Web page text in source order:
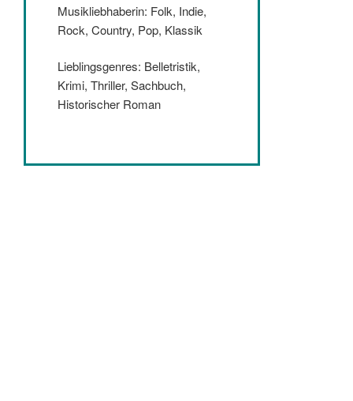
Musikliebhaberin: Folk, Indie,
Rock, Country, Pop, Klassik
Lieblingsgenres: Belletristik,
Krimi, Thriller, Sachbuch,
Historischer Roman